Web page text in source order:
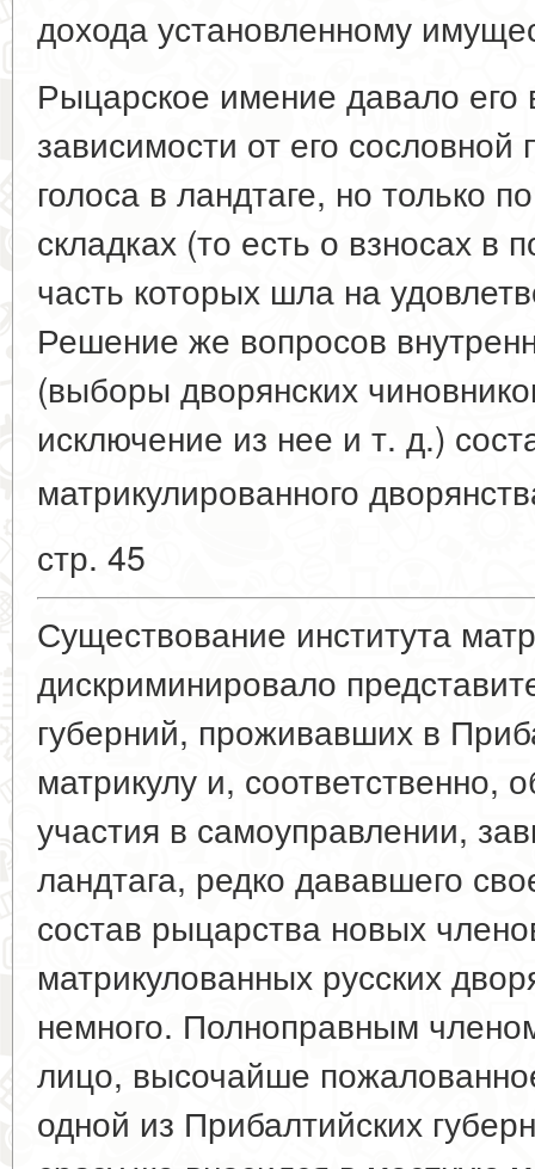
дохода установленному
Рыцарское имение давало его
зависимости от его
голоса в ландтаге, но только
складках (то есть о взносах в
часть которых шла на
Решение же вопросов
(выборы дворянских
исключение из нее и т. д.)
матрикулированного
стр. 45
Существование института
дискриминировало
губерний, проживавших в
матрикулу и, соответственно,
участия в самоуправлении,
ландтага, редко дававшего
состав рыцарства новых
матрикулованных русских
немного. Полноправным
лицо, высочайше
одной из Прибалтийских